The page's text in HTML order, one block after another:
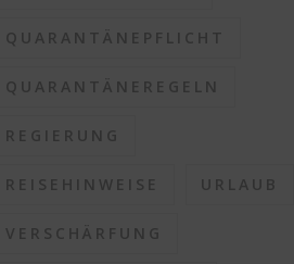
QUARANTÄNEPFLICHT
QUARANTÄNEREGELN
REGIERUNG
REISEHINWEISE URLAUB
VERSCHÄRFUNG